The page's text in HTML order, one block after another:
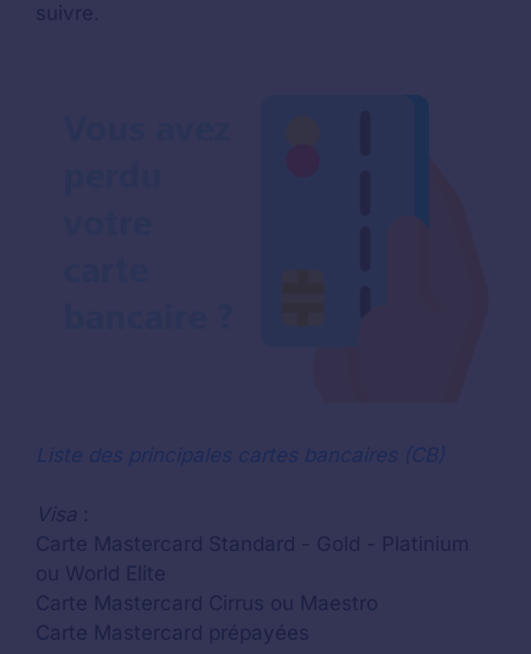
suivre.
Liste des principales cartes bancaires (CB)
Visa :
Carte Mastercard Standard - Gold - Platinium
ou World Elite
Carte Mastercard Cirrus ou Maestro
Carte Mastercard prépayées